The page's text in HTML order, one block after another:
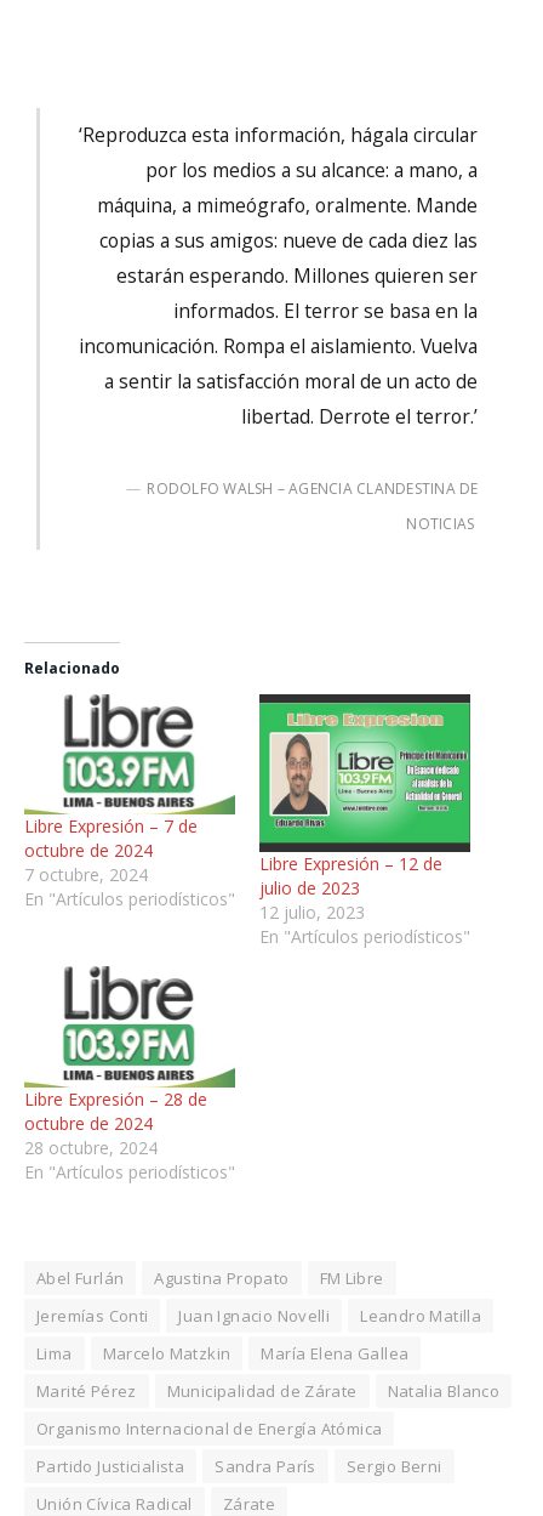
‘Reproduzca esta información, hágala circular
por los medios a su alcance: a mano, a
máquina, a mimeógrafo, oralmente. Mande
copias a sus amigos: nueve de cada diez las
estarán esperando. Millones quieren ser
informados. El terror se basa en la
incomunicación. Rompa el aislamiento. Vuelva
a sentir la satisfacción moral de un acto de
libertad. Derrote el terror.’
RODOLFO WALSH – AGENCIA CLANDESTINA DE
NOTICIAS
Relacionado
Libre Expresión – 7 de
octubre de 2024
7 octubre, 2024
En "Artículos periodísticos"
Libre Expresión – 12 de
julio de 2023
12 julio, 2023
En "Artículos periodísticos"
Libre Expresión – 28 de
octubre de 2024
28 octubre, 2024
En "Artículos periodísticos"
Abel Furlán Agustina Propato
FM Libre
Jeremías Conti
Juan Ignacio Novelli
Leandro Matilla
Lima
Marcelo Matzkin
María Elena Gallea
Marité Pérez
Municipalidad de Zárate
Natalia Blanco
Organismo Internacional de Energía Atómica
Partido Justicialista
Sandra París
Sergio Berni
Unión Cívica Radical
Zárate